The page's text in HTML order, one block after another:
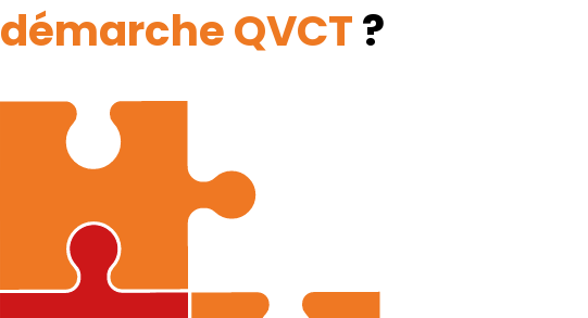
démarche QVCT?